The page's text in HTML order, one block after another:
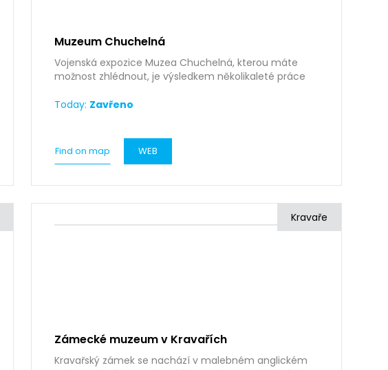
Muzeum Chuchelná
Vojenská expozice Muzea Chuchelná, kterou máte
možnost zhlédnout, je výsledkem několikaleté práce
Today: Zavřeno
Find on map WEB
Kravaře
Zámecké muzeum v Kravařích
Kravařský zámek se nachází v malebném anglickém